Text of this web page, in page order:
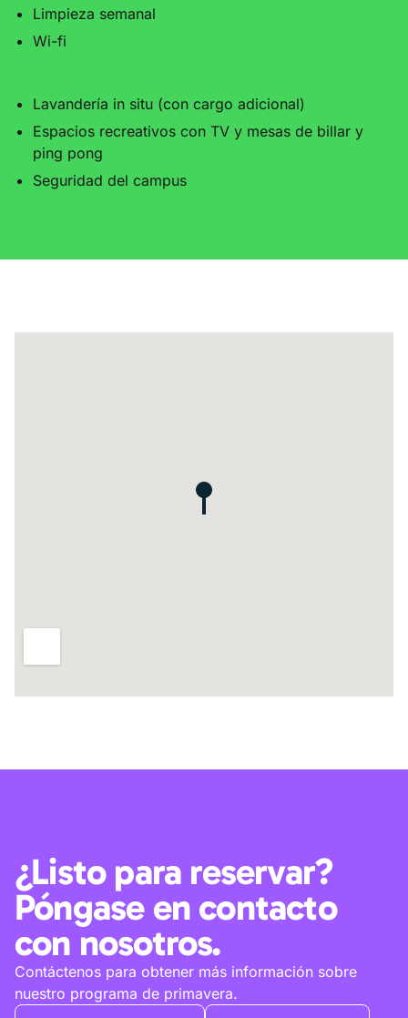
Limpieza semanal
Wi-fi
Lavandería in situ (con cargo adicional)
Espacios recreativos con TV y mesas de billar y
ping pong
Seguridad del campus
¿Listo para reservar?
Póngase en contacto
con nosotros.
Contáctenos para obtener más información sobre
nuestro programa de primavera.